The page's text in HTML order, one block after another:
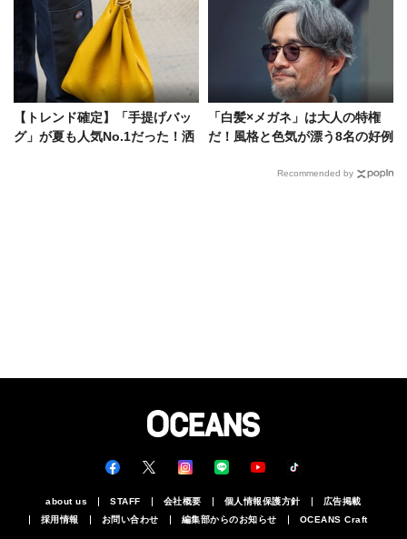
【トレンド確定】「手提げバッ
グ」が夏も人気No.1だった！洒
「白髪×メガネ」は大人の特権
だ！風格と色気が漂う8名の好例
Recommended by
about us STAFF 会社概要 個人情報保護方針
広告掲載
採用情報
お問い合わせ 編集部からのお知らせ OCEANS Craft